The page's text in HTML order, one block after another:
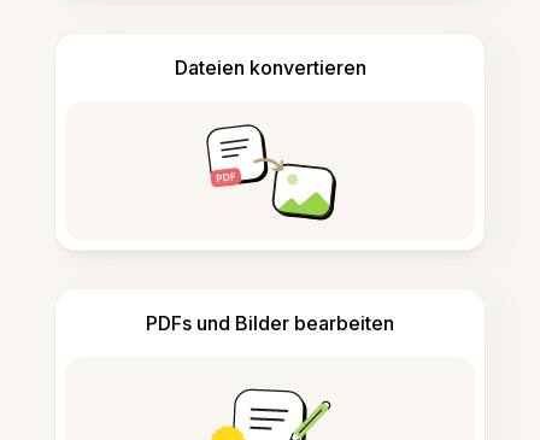
Dateien konvertieren
PDFs und Bilder bearbeiten